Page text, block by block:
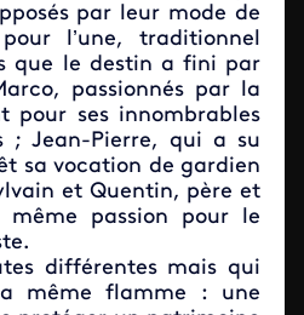
par leur mode de
l’une, traditionnel
que le destin a fini par
passionnés par la
pour ses innombrables
; Jean-Pierre, qui a su
sa vocation de gardien
et Quentin, père et
passion pour le
différentes mais qui
même flamme : une